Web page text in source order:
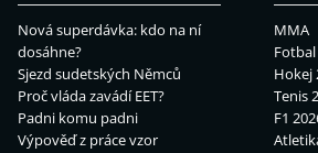
Nová superdávka: kdo na ní
dosáhne?
Sjezd sudetských Němců
Proč vláda zavádí EET?
Padni komu padni
Výpověď z práce vzor
MMA
Hokej
Tenis
F1